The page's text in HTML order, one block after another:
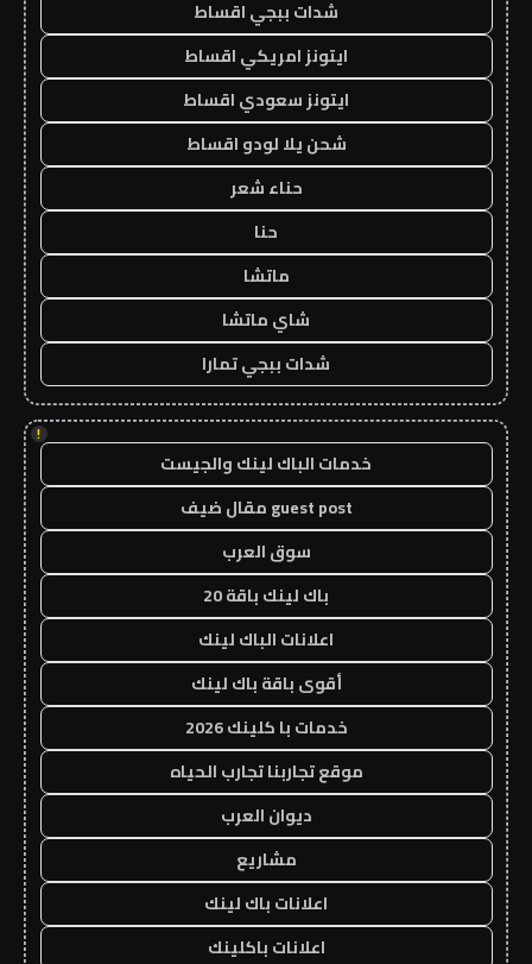
شدات ببجي اقساط
ايتونز امريكي اقساط
ايتونز سعودي اقساط
شحن يلا لودو اقساط
حناء شعر
حنا
ماتشا
شاي ماتشا
شدات ببجي تمارا
!
خدمات الباك لينك والجيست
guest post مقال ضيف
سوق العرب
باك لينك باقة 20
اعلانات الباك لينك
أقوى باقة باك لينك
خدمات با كلينك 2026
موقع تجاربنا تجارب الحياه
ديوان العرب
مشاريع
اعلانات باك لينك
اعلانات باكلينك